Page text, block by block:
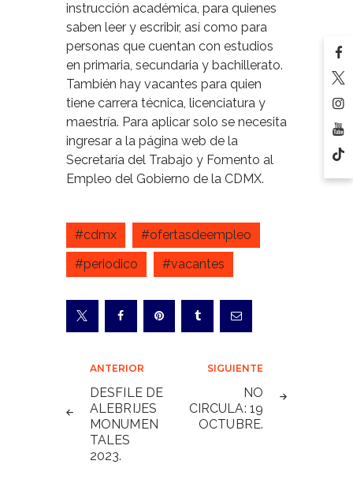
instrucción académica, para quienes
saben leer y escribir, así como para
personas que cuentan con estudios
en primaria, secundaria y bachillerato.
También hay vacantes para quien
tiene carrera técnica, licenciatura y
maestría. Para aplicar solo se necesita
ingresar a la página web de la
Secretaría del Trabajo y Fomento al
Empleo del Gobierno de la CDMX.
#cdmx
#ofertasdeempleo
#periodico
#vacantes
Navegación
de
entradas
ANTERIOR
DESFILE DE
ALEBRIJES
MONUMEN
TALES
2023.
SIGUIENTE
NO
CIRCULA: 19
OCTUBRE.